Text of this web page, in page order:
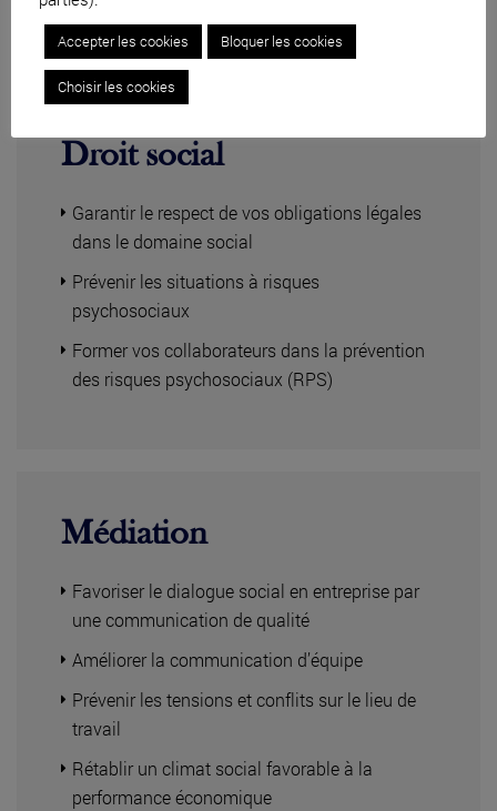
Droit social
Garantir le respect de vos obligations légales
dans le domaine social
Prévenir les situations à risques
psychosociaux
Former vos collaborateurs dans la prévention
des risques psychosociaux (RPS)
Médiation
Favoriser le dialogue social en entreprise par
une communication de qualité
Améliorer la communication d’équipe
Prévenir les tensions et conflits sur le lieu de
travail
Rétablir un climat social favorable à la
performance économique
Accepter les cookies Bloquer les cookies
Choisir les cookies